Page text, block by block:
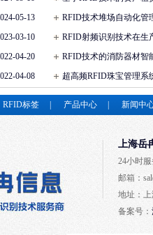
05-13
RFID技术堆场自动化管
03-10
RFID射频识别技术在生
04-20
RFID技术的消防器材智
04-08
超高频RFID珠宝管理系
RFID标签 产品中心 新闻中
上海岳
24小时服
邮箱：
地址：
备案号：